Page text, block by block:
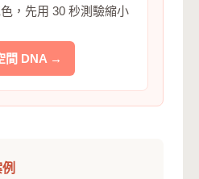
，先用 30 秒測驗縮小
間 DNA →